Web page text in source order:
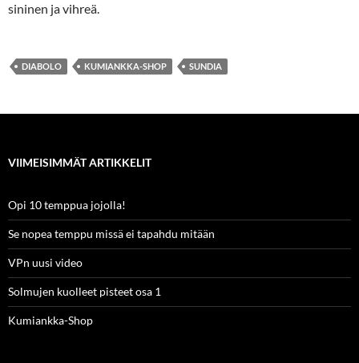
sininen ja vihreä.
DIABOLO KUMIANKKA-SHOP SUNDIA
VIIMEISIMMÄT ARTIKKELIT
Opi 10 temppua jojolla!
Se nopea temppu missä ei tapahdu mitään
VPn uusi video
Solmujen kuolleet pisteet osa 1
Kumiankka-Shop